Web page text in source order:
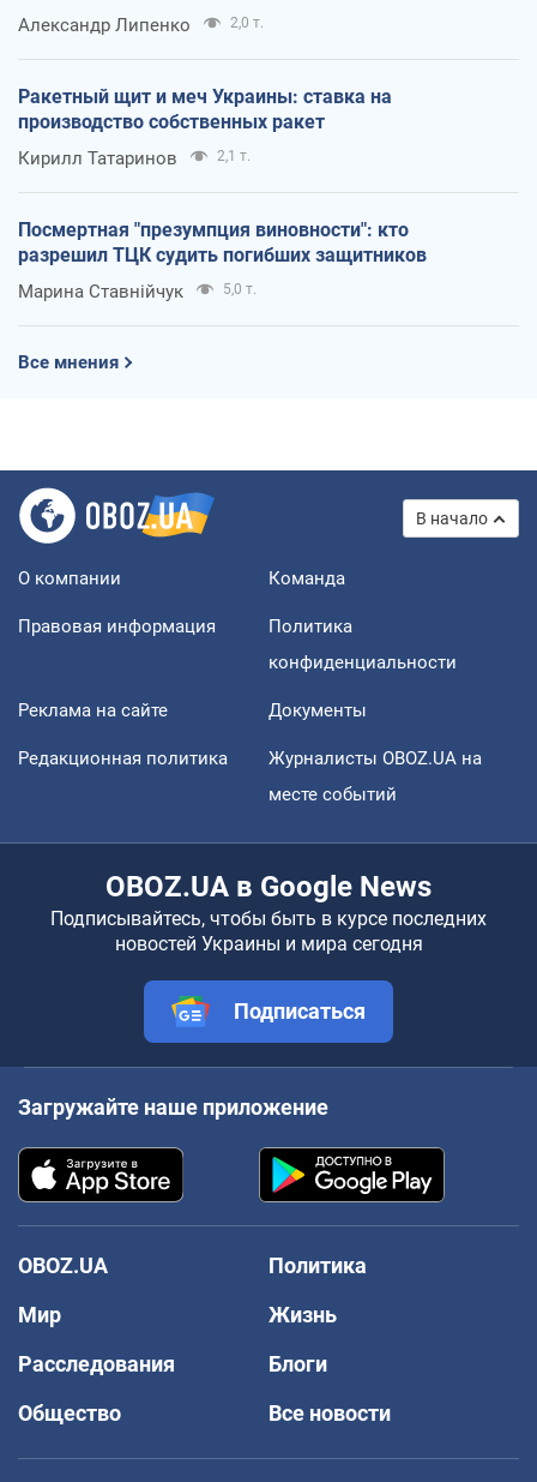
Александр Липенко 2,0 т.
Ракетный щит и меч Украины: ставка на
производство собственных ракет
Кирилл Татаринов 2,1 т.
Посмертная "презумпция виновности": кто
разрешил ТЦК судить погибших защитников
Марина Ставнійчук 5,0 т.
Все мнения
В начало
О компании Команда
Правовая информация
Политика
конфиденциальности
Реклама на сайте Документы
Редакционная политика
Журналисты OBOZ.UA на
месте событий
OBOZ.UA в Google News
Подписывайтесь, чтобы быть в курсе последних
новостей Украины и мира сегодня
Подписаться
Загружайте наше приложение
OBOZ.UA
Политика
Мир
Жизнь
Расследования
Блоги
Общество
Все новости